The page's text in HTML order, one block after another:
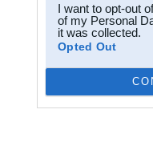
I want to opt-out
of my Personal
it was collected.
Opted Out